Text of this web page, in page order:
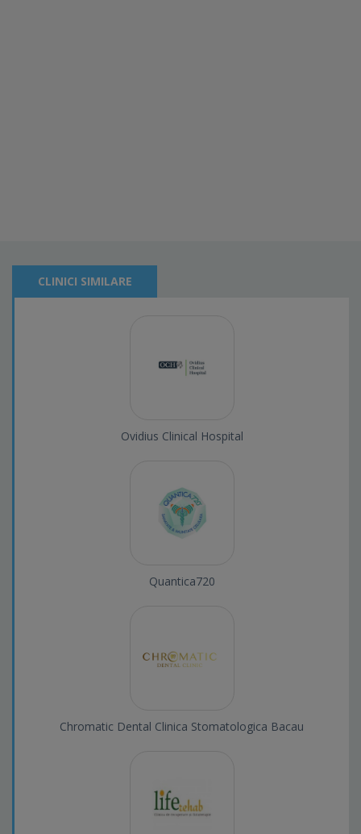
CLINICI SIMILARE
Ovidius Clinical Hospital
Quantica720
Chromatic Dental Clinica Stomatologica Bacau